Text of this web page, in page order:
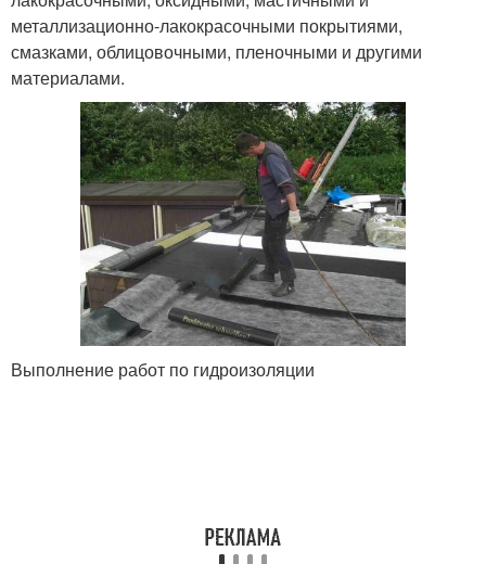
металлизационно-лакокрасочными покрытиями,
смазками, облицовочными, пленочными и другими
материалами.
Выполнение работ по гидроизоляции